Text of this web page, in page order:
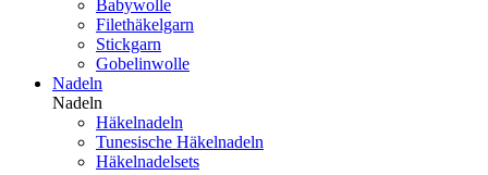
Babywolle
Filethäkelgarn
Stickgarn
Gobelinwolle
Nadeln
Nadeln
Häkelnadeln
Tunesische Häkelnadeln
Häkelnadelsets